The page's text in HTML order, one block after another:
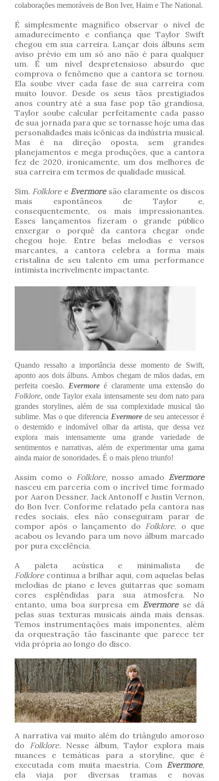
colaborações memoráveis de Bon Iver, Haim e The National.
É simplesmente magnífico observar o nível de
amadurecimento e confiança que Taylor Swift
chegou em sua carreira. Lançar dois álbuns sem
aviso prévio em um só ano não é para qualquer
um. É um nível despretensioso absurdo que
comprova o fenômeno que a cantora se tornou.
Ela soube viver cada fase de sua carreira com
muito louvor. Desde os seus tãos prestigiados
anos country até a sua fase pop tão grandiosa,
Taylor soube calcular perfeitamente cada passo
de sua jornada para que se tornasse hoje uma das
personalidades mais icônicas da indústria musical.
Mas é na direção oposta, sem grandes
planejamentos e mega produções, que a cantora
fez de 2020, ironicamente, um dos melhores de
sua carreira em termos de qualidade musical.
Sim. Folklore e Evermore são claramente os discos
mais espontâneos de Taylor e,
consequentemente, os mais impressionantes.
Esses lançamentos fizeram o grande público
enxergar o porquê da cantora chegar onde
chegou hoje. Entre belas melodias e versos
marcantes, a cantora celebra a forma mais
cristalina de seu talento em uma performance
intimista incrivelmente impactante.
Quando ressalto a importância desse momento de Swift,
aponto aos dois álbuns. Ambos chegam de mãos dadas, em
perfeita coesão. Evermore é claramente uma extensão do
Folklore, onde Taylor exala intensamente seu dom nato para
grandes storylines, além de sua complexidade musical tão
sublime. Mas o que diferencia Evermore de seu antecessor é
o destemido e indomável olhar da artista, que dessa vez
explora mais intensamente uma grande variedade de
sentimentos e narrativas, além de experimentar uma gama
ainda maior de sonoridades. É o mais pleno triunfo!
Assim como o Folklore, nosso amado Evermore
nasceu em parceria com o incrível time formado
por Aaron Dessner, Jack Antonoff e Justin Vernon,
do Bon Iver. Conforme relatado pela cantora nas
redes sociais, eles não conseguiram parar de
compor após o lançamento do Folklore, o que
acabou os levando para um novo álbum marcado
por pura excelência.
A paleta acústica e minimalista de
Folklorecontinua a brilhar aqui, com aquelas belas
melodias de piano e leves guitarras que somam
cores esplêndidas para sua atmosfera. No
entanto, uma boa surpresa em Evermore se dá
pelas suas texturas musicais ainda mais densas.
Temos instrumentações mais imponentes, além
da orquestração tão fascinante que parece ter
vida própria ao longo do disco.
A narrativa vai muito além do triângulo amoroso
do Folklore. Nesse álbum, Taylor explora mais
nuances e temáticas para a storyline, que é
executada com muita maestria. Com Evermore,
ela viaja por diversas tramas e novas